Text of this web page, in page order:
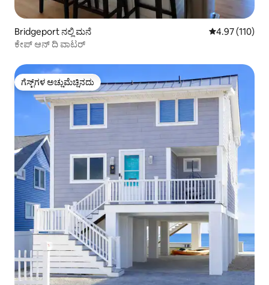
Bridgeport ನಲ್ಲಿ ಮನೆ 5 ರಲ್ಲಿ 4.97
4.97 (110)
ಕೇಪ್ ಆನ್ ದಿ ವಾಟರ್
ಗೆಸ್ಟ್‌ಗಳ ಅಚ್ಚುಮೆಚ್ಚಿನದು
ಗೆಸ್ಟ್‌ಗಳ ಅಚ್ಚುಮೆಚ್ಚಿನದು